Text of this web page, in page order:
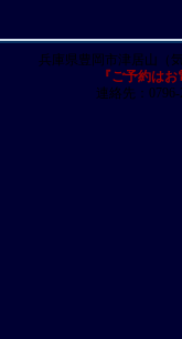
兵庫県豊岡市津居山
『ご予約は
連絡先：